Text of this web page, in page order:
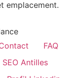
emplacement.
FAQ
SEO Antilles